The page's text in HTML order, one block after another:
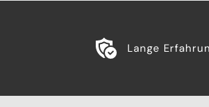
Lange